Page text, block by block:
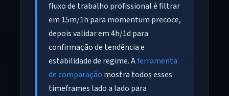
fluxo de trabalho profissional é filtrar
em 15m/1h para momentum precoce,
depois validar em 4h/1d para
confirmação de tendência e
estabilidade de regime. Aferramenta
de comparação mostra todos esses
timeframes lado a lado para